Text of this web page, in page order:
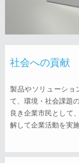
社会への貢献
製品やソリューショ
て、環境・社会課題
良き企業市民として
解して企業活動を実施